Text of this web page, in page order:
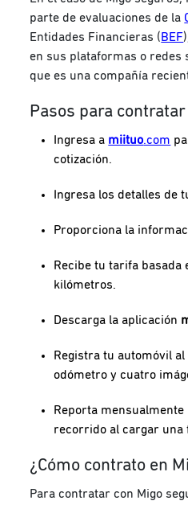
parte de evaluaciones de la
Entidades Financieras (BEF
en sus plataformas o redes
que es una compañía
Pasos para
Ingresa a miituo.com
cotización.
Ingresa los detalles de
Proporciona la
Recibe tu tarifa basada
kilómetros.
Descarga la aplicación
Registra tu automóvil
odómetro y cuatro
Reporta
recorrido al cargar una
¿Cómo contrato en
Para contratar con Migo